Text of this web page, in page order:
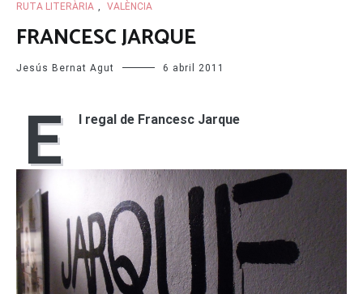
RUTA LITERÀRIA , VALÈNCIA
FRANCESC JARQUE
Jesús Bernat Agut 6 abril 2011
E l regal de Francesc Jarque